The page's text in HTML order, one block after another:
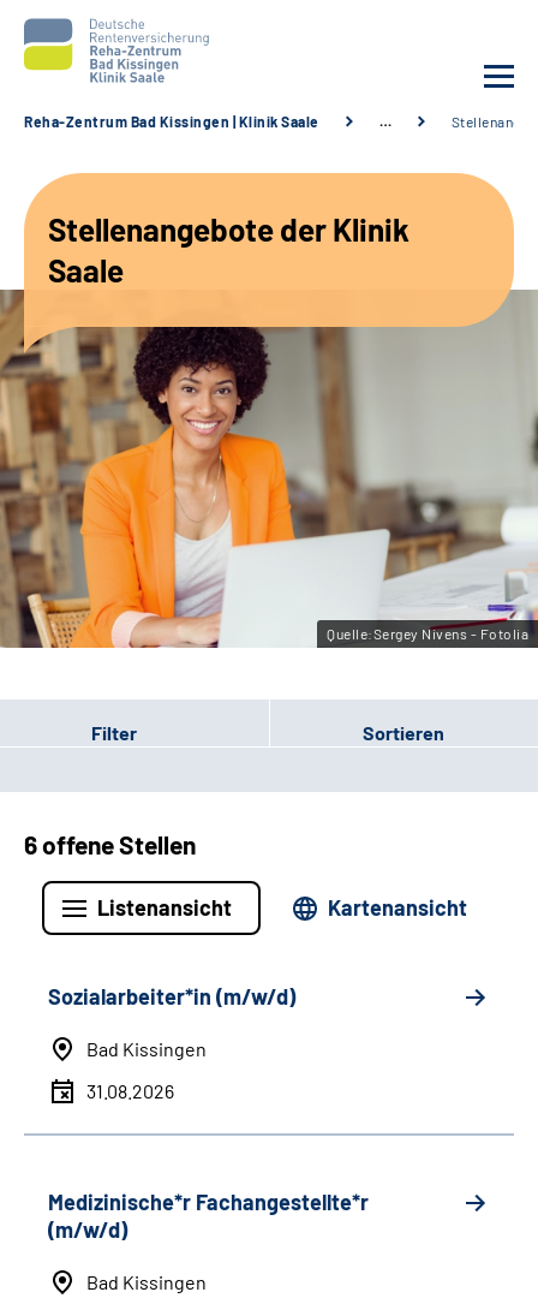
Unsere Angebote
Karriere
Sozialdienste & Zuweisende
Suche
Leichte Sprache
Gebärdensprache
Reha-Zentrum Bad Kissingen | Klinik Saale …
Stellenangebote der Klinik
Saale
Quelle:Sergey Nivens - Fotolia
Filter Sortieren
6 offene Stellen
Listenansicht Kartenansicht
Sozialarbeiter*in (m/w/d)
Bad Kissingen
31.08.2026
Medizinische*r Fachangestellte*r
(m/w/d)
Bad Kissingen